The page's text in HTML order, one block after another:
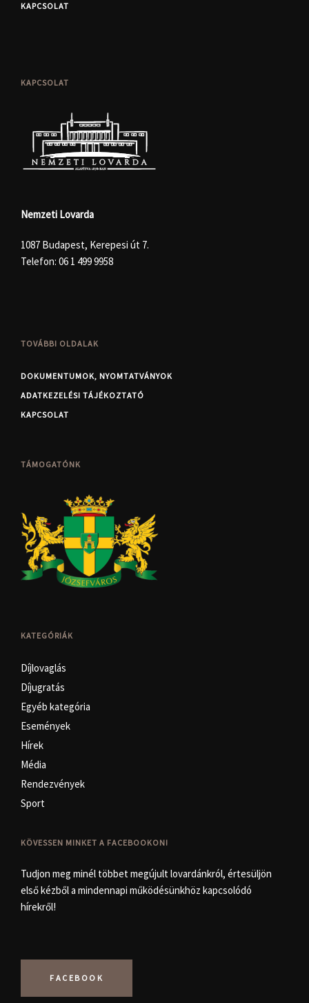
KAPCSOLAT
KAPCSOLAT
Nemzeti Lovarda
1087 Budapest, Kerepesi út 7.
Telefon: 06 1 499 9958
TOVÁBBI OLDALAK
DOKUMENTUMOK, NYOMTATVÁNYOK
ADATKEZELÉSI TÁJÉKOZTATÓ
KAPCSOLAT
TÁMOGATÓNK
KATEGÓRIÁK
Díjlovaglás
Díjugratás
Egyéb kategória
Események
Hírek
Média
Rendezvények
Sport
KÖVESSEN MINKET A FACEBOOKON!
Tudjon meg minél többet megújult lovardánkról, értesüljön
első kézből a mindennapi működésünkhöz kapcsolódó
hírekről!
FACEBOOK